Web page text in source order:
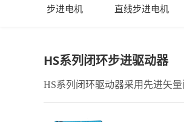
步进电机 直线步进电机
HS系列闭环步进驱动器
HS系列闭环驱动器采用先进矢